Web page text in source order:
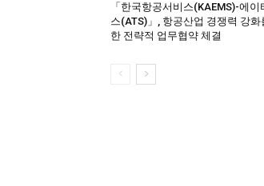
「한국항공서비스(KAEMS)-에이
스(ATS)」, 항공산업 경쟁력 강화
한 전략적 업무협약 체결